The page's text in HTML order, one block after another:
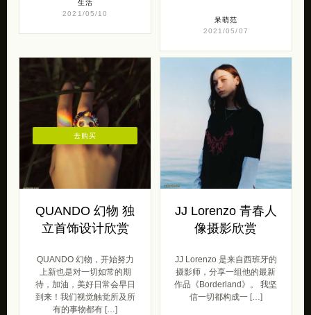
生活
2021/05/10
呆萌范
2021/05/07
QUANDO 幻物 独
立首饰设计欣赏
QUANDO 幻物，开始努力
上新也是对一切如常的期
待，加油，美好日常会早日
到来！我们视觉触觉所及所
有的事物都有 […]
去购买
JJ Lorenzo 青春人
像摄影欣赏
JJ Lorenzo 是来自西班牙的
摄影师，分享一组他的最新
作品《Borderland》。 我坚
信一切都构成一 […]